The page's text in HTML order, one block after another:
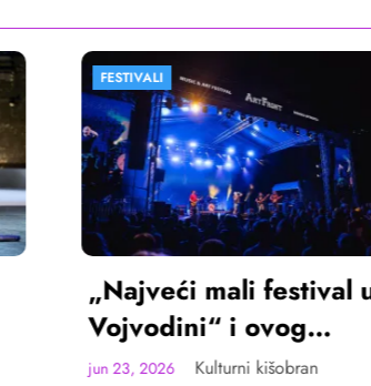
FESTIVALI
„Najveći mali festival u
Vojvodini“ i ovog
avgusta u Sremskoj
Kulturni kišobran